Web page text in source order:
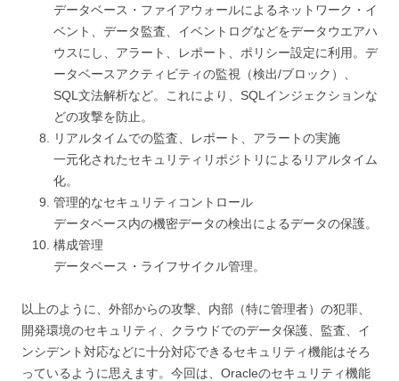
データベース・ファイアウォールによるネットワーク・イ
ベント、データ監査、イベントログなどをデータウエアハ
ウスにし、アラート、レポート、ポリシー設定に利用。デ
ータベースアクティビティの監視（検出/ブロック）、
SQL文法解析など。これにより、SQLインジェクションな
どの攻撃を防止。
リアルタイムでの監査、レポート、アラートの実施
一元化されたセキュリティリポジトリによるリアルタイム
化。
管理的なセキュリティコントロール
データベース内の機密データの検出によるデータの保護。
構成管理
データベース・ライフサイクル管理。
以上のように、外部からの攻撃、内部（特に管理者）の犯罪、
開発環境のセキュリティ、クラウドでのデータ保護、監査、イ
ンシデント対応などに十分対応できるセキュリティ機能はそろ
っているように思えます。今回は、Oracleのセキュリティ機能